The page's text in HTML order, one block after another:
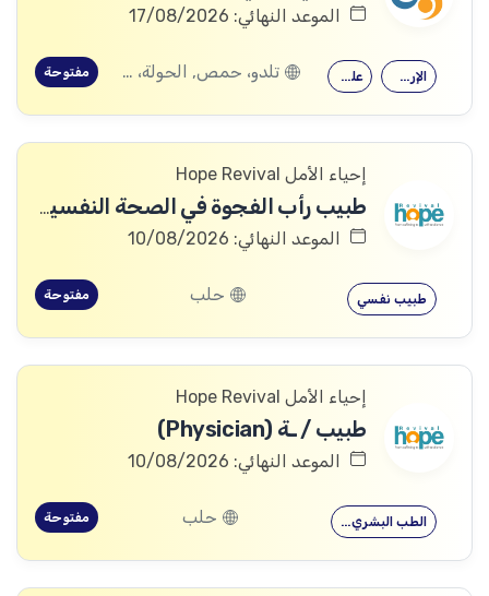
الموعد النهائي: 17/08/2026
علم النفس الإرشاد النفسي تلدو، حمص, الحولة، حمص مفتوحة
إحياء الأمل Hope Revival
طبيب رأب الفجوة في الصحة النفسية (mhGAP Doctor)
الموعد النهائي: 10/08/2026
طبيب نفسي حلب مفتوحة
إحياء الأمل Hope Revival
طبيب / ـة (Physician)
الموعد النهائي: 10/08/2026
الطب البشري… حلب مفتوحة